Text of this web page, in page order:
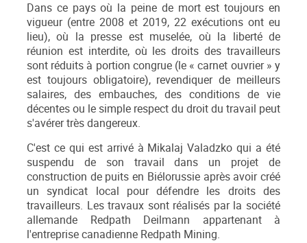
Dans ce pays où la peine de mort est toujours en
vigueur (entre 2008 et 2019, 22 exécutions ont eu
lieu), où la presse est muselée, où la liberté de
réunion est interdite, où les droits des travailleurs
sont réduits à portion congrue (le « carnet ouvrier » y
est toujours obligatoire), revendiquer de meilleurs
salaires, des embauches, des conditions de vie
décentes ou le simple respect du droit du travail peut
s'avérer très dangereux.
C'est ce qui est arrivé à Mikalaj Valadzko qui a été
suspendu de son travail dans un projet de
construction de puits en Biélorussie après avoir créé
un syndicat local pour défendre les droits des
travailleurs. Les travaux sont réalisés par la société
allemande Redpath Deilmann appartenant à
l'entreprise canadienne Redpath Mining.